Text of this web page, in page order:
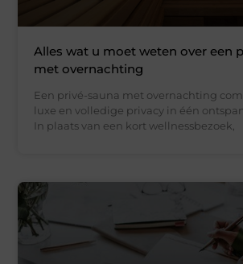
Alles wat u moet weten over een
met overnachting
Een privé-sauna met overnachting
luxe en volledige privacy in één
In plaats van een kort wellnessbezoek,